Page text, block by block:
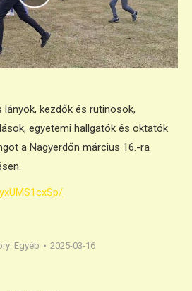
lányok, kezdők és rutinosok,
egyetemi hallgatók és oktatók
a Nagyerdőn március 16.-ra
Egyéb 2025-03-16